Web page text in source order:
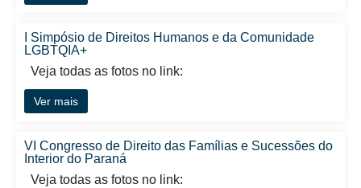
I Simpósio de Direitos Humanos e da Comunidade
LGBTQIA+
Veja todas as fotos no link:
Ver mais
VI Congresso de Direito das Famílias e Sucessões do
Interior do Paraná
Veja todas as fotos no link: